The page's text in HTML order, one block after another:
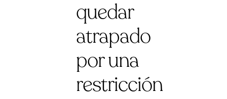
quedar
atrapado
por una
restricción